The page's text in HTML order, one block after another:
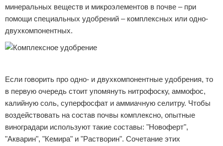
минеральных веществ и микроэлементов в почве – при
помощи специальных удобрений – комплексных или одно-
двухкомпонентных.
Если говорить про одно- и двухкомпонентные удобрения, то
в первую очередь стоит упомянуть нитрофоску, аммофос,
калийную соль, суперфосфат и аммиачную селитру. Чтобы
воздействовать на состав почвы комплексно, опытные
виноградари используют такие составы: "Новоферт",
"Акварин", "Кемира" и "Растворин". Сочетание этих